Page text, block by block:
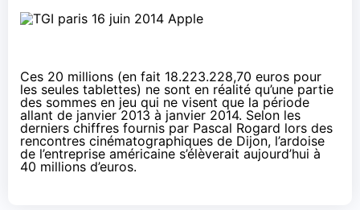
Ces 20 millions (en fait 18.223.228,70 euros pour
les seules tablettes) ne sont en réalité qu’une partie
des sommes en jeu qui ne visent que la période
allant de janvier 2013 à janvier 2014. Selon les
derniers chiffres fournis par Pascal Rogard lors des
rencontres cinématographiques de Dijon, l’ardoise
de l’entreprise américaine s’élèverait aujourd’hui à
40 millions d’euros.